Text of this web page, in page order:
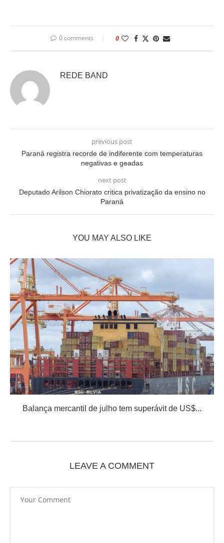
0 comments 0
REDE BAND
previous post
Paraná registra recorde de indiferente com temperaturas
negativas e geadas
next post
Deputado Arilson Chiorato critica privatização da ensino no
Paraná
YOU MAY ALSO LIKE
Balança mercantil de julho tem superávit de US$...
LEAVE A COMMENT